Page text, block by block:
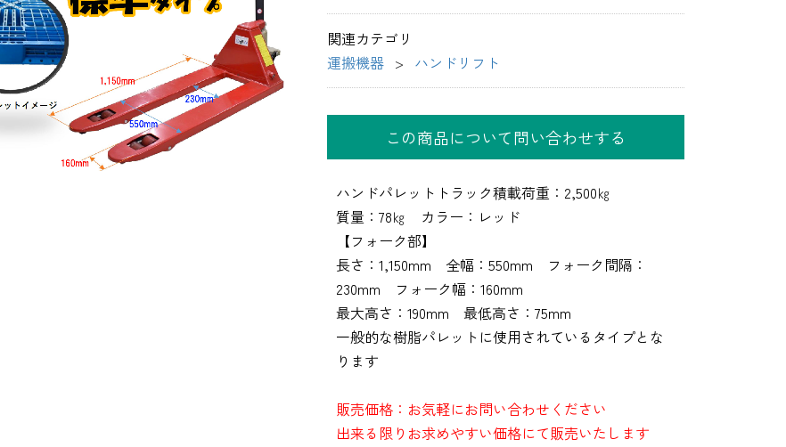
関連カテゴリ
運搬機器
ハンドリフト
この商品について問い合わせする
ハンドパレットトラック積載荷重：2,500㎏
質量：78㎏ カラー：レッド
【フォーク部】
長さ：1,150mm 全幅：550mm フォーク間隔：
230mm フォーク幅：160mm
最大高さ：190mm 最低高さ：75mm
一般的な樹脂パレットに使用されているタイプとな
ります
販売価格：お気軽にお問い合わせください
出来る限りお求めやすい価格にて販売いたします